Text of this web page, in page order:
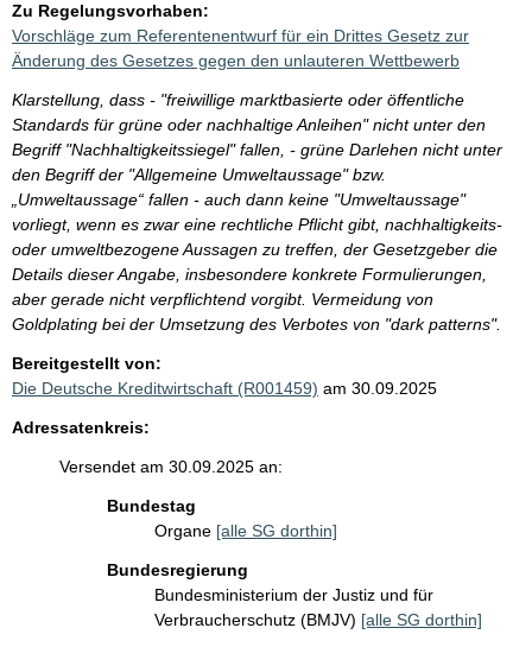
Zu Regelungsvorhaben:
Vorschläge zum Referentenentwurf für ein Drittes Gesetz zur
Änderung des Gesetzes gegen den unlauteren Wettbewerb
Klarstellung, dass - "freiwillige marktbasierte oder öffentliche
Standards für grüne oder nachhaltige Anleihen" nicht unter den
Begriff "Nachhaltigkeitssiegel" fallen, - grüne Darlehen nicht unter
den Begriff der "Allgemeine Umweltaussage" bzw.
„Umweltaussage“ fallen - auch dann keine "Umweltaussage"
vorliegt, wenn es zwar eine rechtliche Pflicht gibt, nachhaltigkeits-
oder umweltbezogene Aussagen zu treffen, der Gesetzgeber die
Details dieser Angabe, insbesondere konkrete Formulierungen,
aber gerade nicht verpflichtend vorgibt. Vermeidung von
Goldplating bei der Umsetzung des Verbotes von "dark patterns".
Bereitgestellt von:
Die Deutsche Kreditwirtschaft (R001459) am 30.09.2025
Adressatenkreis:
Versendet am 30.09.2025 an:
Bundestag
Organe [alle SG dorthin]
Bundesregierung
Bundesministerium der Justiz und für
Verbraucherschutz (BMJV) [alle SG dorthin]